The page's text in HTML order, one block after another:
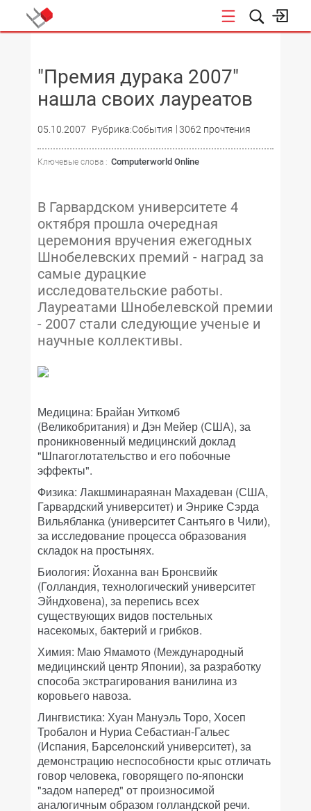
"Премия дурака 2007"
нашла своих лауреатов
05.10.2007 Рубрика:События 3062 прочтения
Ключевые слова : Computerworld Online
В Гарвардском университете 4
октября прошла очередная
церемония вручения ежегодных
Шнобелевских премий - наград за
самые дурацкие
исследовательские работы.
Лауреатами Шнобелевской премии
- 2007 стали следующие ученые и
научные коллективы.
Медицина: Брайан Уиткомб
(Великобритания) и Дэн Мейер (США), за
проникновенный медицинский доклад
"Шпагоглотательство и его побочные
эффекты".
Физика: Лакшминараянан Махадеван (США,
Гарвардский университет) и Энрике Сэрда
Вильябланка (университет Сантьяго в Чили),
за исследование процесса образования
складок на простынях.
Биология: Йоханна ван Бронсвийк
(Голландия, технологический университет
Эйндховена), за перепись всех
существующих видов постельных
насекомых, бактерий и грибков.
Химия: Маю Ямамото (Международный
медицинский центр Японии), за разработку
способа экстрагирования ванилина из
коровьего навоза.
Лингвистика: Хуан Мануэль Торо, Хосеп
Тробалон и Нуриа Себастиан-Гальес
(Испания, Барселонский университет), за
демонстрацию неспособности крыс отличать
говор человека, говорящего по-японски
"задом наперед" от произносимой
аналогичным образом голландской речи.